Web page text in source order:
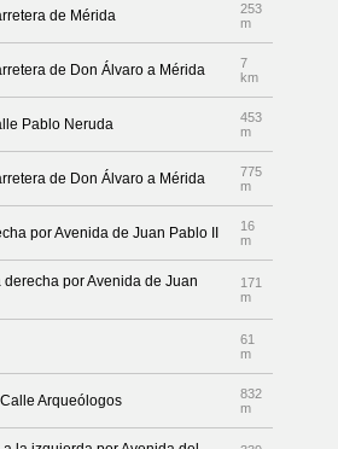
de Mérida
253
m
de Don Álvaro a Mérida
7
km
Pablo Neruda
453
m
de Don Álvaro a Mérida
775
m
por Avenida de Juan Pablo II
16
m
por Avenida de Juan
171
m
61
m
Arqueólogos
832
m